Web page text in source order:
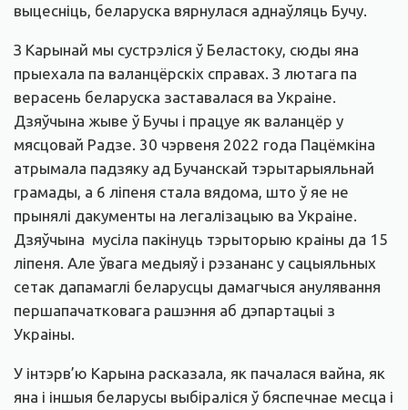
выцесніць, беларуска вярнулася аднаўляць Бучу.
З Карынай мы сустрэліся ў Беластоку, сюды яна
прыехала па валанцёрскіх справах. З лютага па
верасень беларуска заставалася ва Украіне.
Дзяўчына жыве ў Бучы і працуе як валанцёр у
мясцовай Радзе. 30 чэрвеня 2022 года Пацёмкіна
атрымала падзяку ад Бучанскай тэрытарыяльнай
грамады, а 6 ліпеня стала вядома, што ў яе не
прынялі дакументы на легалізацыю ва Украіне.
Дзяўчына мусіла пакінуць тэрыторыю краіны да 15
ліпеня. Але ўвага медыяў і рэзананс у сацыяльных
сетак дапамаглі беларусцы дамагчыся анулявання
першапачатковага рашэння аб дэпартацыі з
Украіны.
У інтэрв’ю Карына расказала, як пачалася вайна, як
яна і іншыя беларусы выбіраліся ў бяспечнае месца і